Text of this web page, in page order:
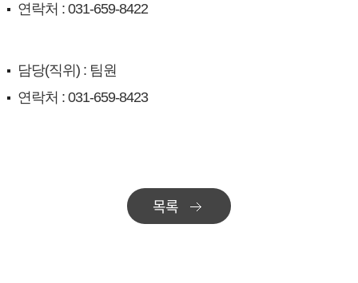
연락처 : 031-659-8422
담당(직위) : 팀원
연락처 : 031-659-8423
목록